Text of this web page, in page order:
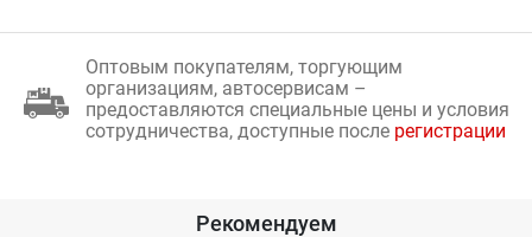
Оптовым покупателям, торгующим
организациям, автосервисам –
предоставляются специальные цены и условия
сотрудничества, доступные после регистрации
Рекомендуем